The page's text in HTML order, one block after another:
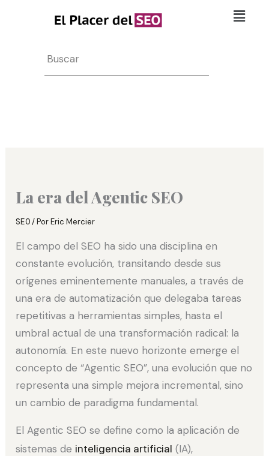
La era del Agentic SEO
SEO/ PorEric Mercier
El campo del SEO ha sido una disciplina en
constante evolución, transitando desde sus
orígenes eminentemente manuales, a través de
una era de automatización que delegaba tareas
repetitivas a herramientas simples, hasta el
umbral actual de una transformación radical: la
autonomía. En este nuevo horizonte emerge el
concepto de “Agentic SEO”, una evolución que no
representa una simple mejora incremental, sino
un cambio de paradigma fundamental.
El Agentic SEO se define como la aplicación de
sistemas de inteligencia artificial (IA),